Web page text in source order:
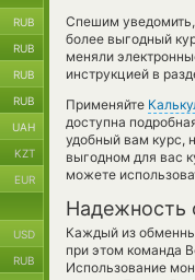
Спешим
более выгодный
меняли
инструкцией в
Применяйте
доступна
удобный вам курс,
выгодном для вас
можете
Надежность
Каждый из
при этом команда
Использование
RUB
RUB
RUB
RUB
UAH
KZT
EUR
USD
RUB